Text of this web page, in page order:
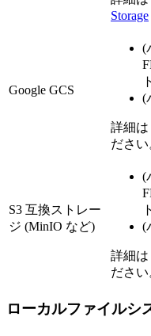
Storage
Google GCS
(
(
詳細は
ださい
S3 互換ストレー
ジ (MinIO など)
(
(
詳細は
ださい
ローカルファイルシ